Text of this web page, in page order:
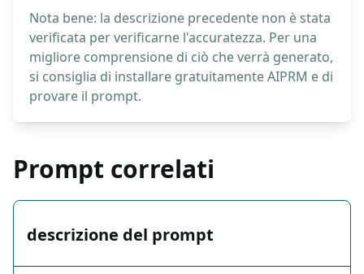
Nota bene: la descrizione precedente non è stata
verificata per verificarne l'accuratezza. Per una
migliore comprensione di ciò che verrà generato,
si consiglia di installare gratuitamente AIPRM e di
provare il prompt.
Prompt correlati
descrizione del prompt